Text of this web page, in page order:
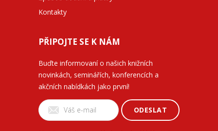
Kontakty
PŘIPOJTE SE K NÁM
Buďte informovaní o našich knižních
novinkách, seminářích, konferencích a
akčních nabídkách jako první!
ODESLAT